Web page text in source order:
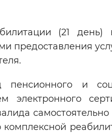
(21 день)
предоставления
и